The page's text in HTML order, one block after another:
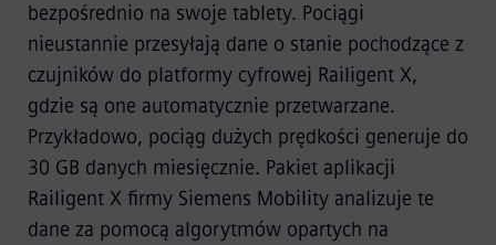
bezpośrednio na swoje tablety. Pociągi
nieustannie przesyłają dane o stanie pochodzące z
czujników do platformy cyfrowej Railigent X,
gdzie są one automatycznie przetwarzane.
Przykładowo, pociąg dużych prędkości generuje do
30 GB danych miesięcznie. Pakiet aplikacji
Railigent X firmy Siemens Mobility analizuje te
dane za pomocą algorytmów opartych na